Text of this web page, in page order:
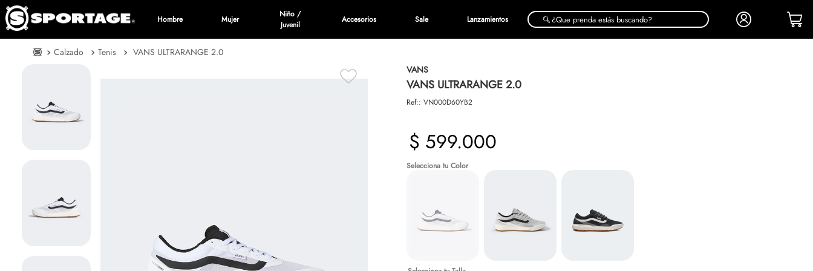
Hombre Mujer
Niño /
Juvenil
Accesorios Sale Lanzamientos ¿Que prenda estás buscando?
Calzado Tenis
VANS ULTRARANGE 2.0
VANS
VANS ULTRARANGE 2.0
Ref:: VN000D60YB2
$ 599.000